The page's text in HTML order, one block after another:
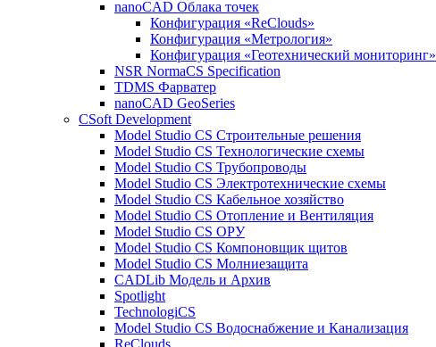
nanoCAD Облака точек
Конфигурация «ReClouds»
Конфигурация «Метрология»
Конфигурация «Геотехнический мониторинг»
NSR NormaCS Specification
TDMS Фарватер
nanoCAD GeoSeries
CSoft Development
Model Studio CS Строительные решения
Model Studio CS Технологические схемы
Model Studio CS Трубопроводы
Model Studio CS Электротехнические схемы
Model Studio CS Кабельное хозяйство
Model Studio CS Отопление и Вентиляция
Model Studio CS ОРУ
Model Studio CS Компоновщик щитов
Model Studio CS Молниезащита
CADLib Модель и Архив
Spotlight
TechnologiCS
Model Studio CS Водоснабжение и Канализация
ReClouds